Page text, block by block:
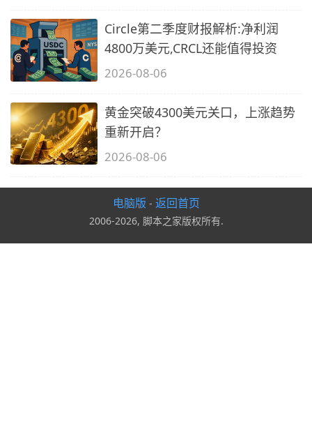
Circle第二季度财报解析:净利润
4800万美元,CRCL还能值得投资
2026-08-06
黄金突破4300美元关口，上涨趋势
重新开启？
2026-08-06
电脑版 - 返回首页
2006-2026, 脚本之家版权所有.